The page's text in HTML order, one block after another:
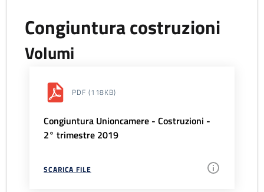
Congiuntura costruzioni
Volumi
PDF (118KB)
Congiuntura Unioncamere - Costruzioni -
2° trimestre 2019
SCARICA FILE